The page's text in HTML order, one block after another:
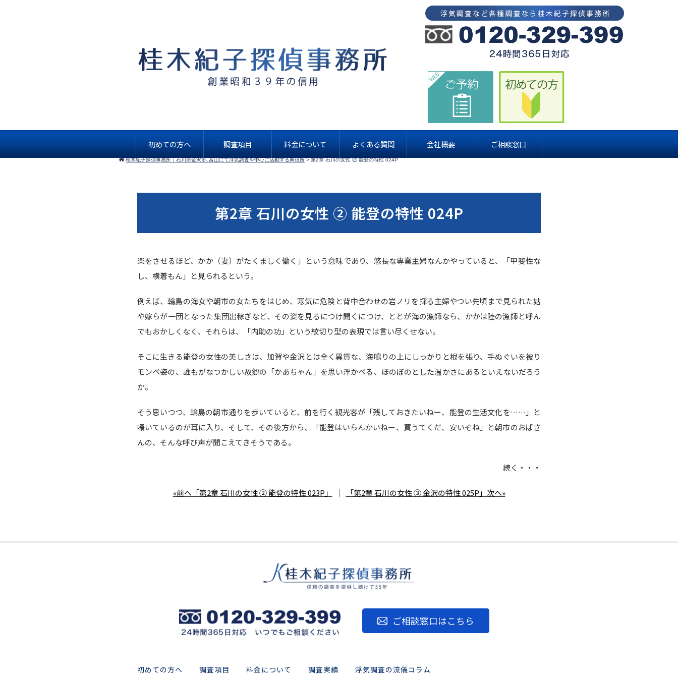
初めての方へ 調査項目 料金について よくある質問 会社概要 ご相談窓口
桂木紀子探偵事務所｜石川県金沢市､富山にて浮気調査を中心に活動する興信所>第2章 石川の女性 ② 能登の特性 024P
第2章 石川の女性 ② 能登の特性 024P
楽をさせるほど、かか（妻）がたくましく働く」という意味であり、悠長な専業主婦なんかやっていると、「甲斐性な
し、横着もん」と見られるという。
例えば、輪島の海女や朝市の女たちをはじめ、寒気に危険と背中合わせの岩ノリを採る主婦やつい先頃まで見られた姑
や嫁らが一団となった集団出稼ぎなど、その姿を見るにつけ聞くにつけ、ととが海の漁師なら、かかは陸の漁師と呼ん
でもおかしくなく、それらは、「内助の功」という紋切り型の表現では言い尽くせない。
そこに生きる能登の女性の美しさは、加賀や金沢とは全く異質な、海鳴りの上にしっかりと根を張り、手ぬぐいを被り
モンペ姿の、誰もがなつかしい故郷の「かあちゃん」を思い浮かべる、ほのぼのとした温かさにあるといえないだろう
か。
そう思いつつ、輪島の朝市通りを歩いていると、前を行く観光客が「残しておきたいねー、能登の生活文化を……」と
囁いているのが耳に入り、そして、その後方から、「能登はいらんかいねー、買うてくだ、安いぞね」と朝市のおばさ
んの、そんな呼び声が聞こえてきそうである。
続く・・・
«前へ「第2章 石川の女性 ② 能登の特性 023P」 ｜ 「第2章 石川の女性 ③ 金沢の特性 025P」次へ»
ご相談窓口はこちら
初めての方へ 調査項目 料金について 調査実績
浮気調査の流儀コラム